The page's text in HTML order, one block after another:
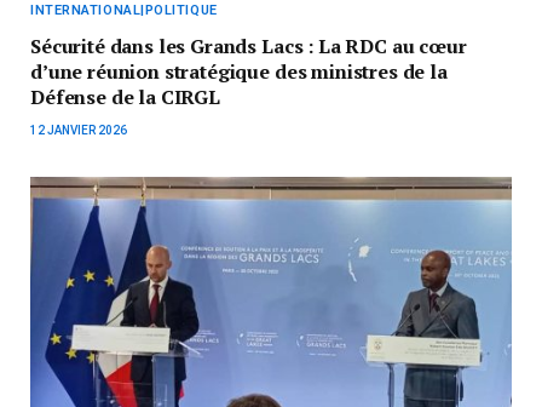
INTERNATIONAL|POLITIQUE
Sécurité dans les Grands Lacs : La RDC au cœur
d’une réunion stratégique des ministres de la
Défense de la CIRGL
12 JANVIER 2026